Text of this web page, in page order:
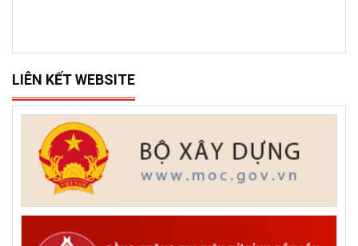
LIÊN KẾT WEBSITE